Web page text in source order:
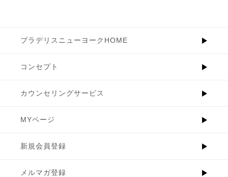
ブラデリスニューヨークHOME
コンセプト
カウンセリングサービス
MYページ
新規会員登録
メルマガ登録